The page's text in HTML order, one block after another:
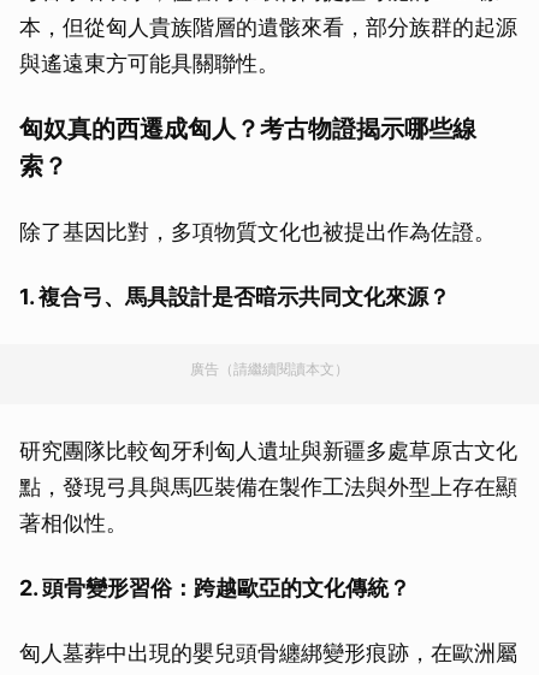
本，但從匈人貴族階層的遺骸來看，部分族群的起源
與遙遠東方可能具關聯性。
匈奴真的西遷成匈人？考古物證揭示哪些線
索？
除了基因比對，多項物質文化也被提出作為佐證。
1. 複合弓、馬具設計是否暗示共同文化來源？
廣告（請繼續閱讀本文）
研究團隊比較匈牙利匈人遺址與新疆多處草原古文化
點，發現弓具與馬匹裝備在製作工法與外型上存在顯
著相似性。
2. 頭骨變形習俗：跨越歐亞的文化傳統？
匈人墓葬中出現的嬰兒頭骨纏綁變形痕跡，在歐洲屬